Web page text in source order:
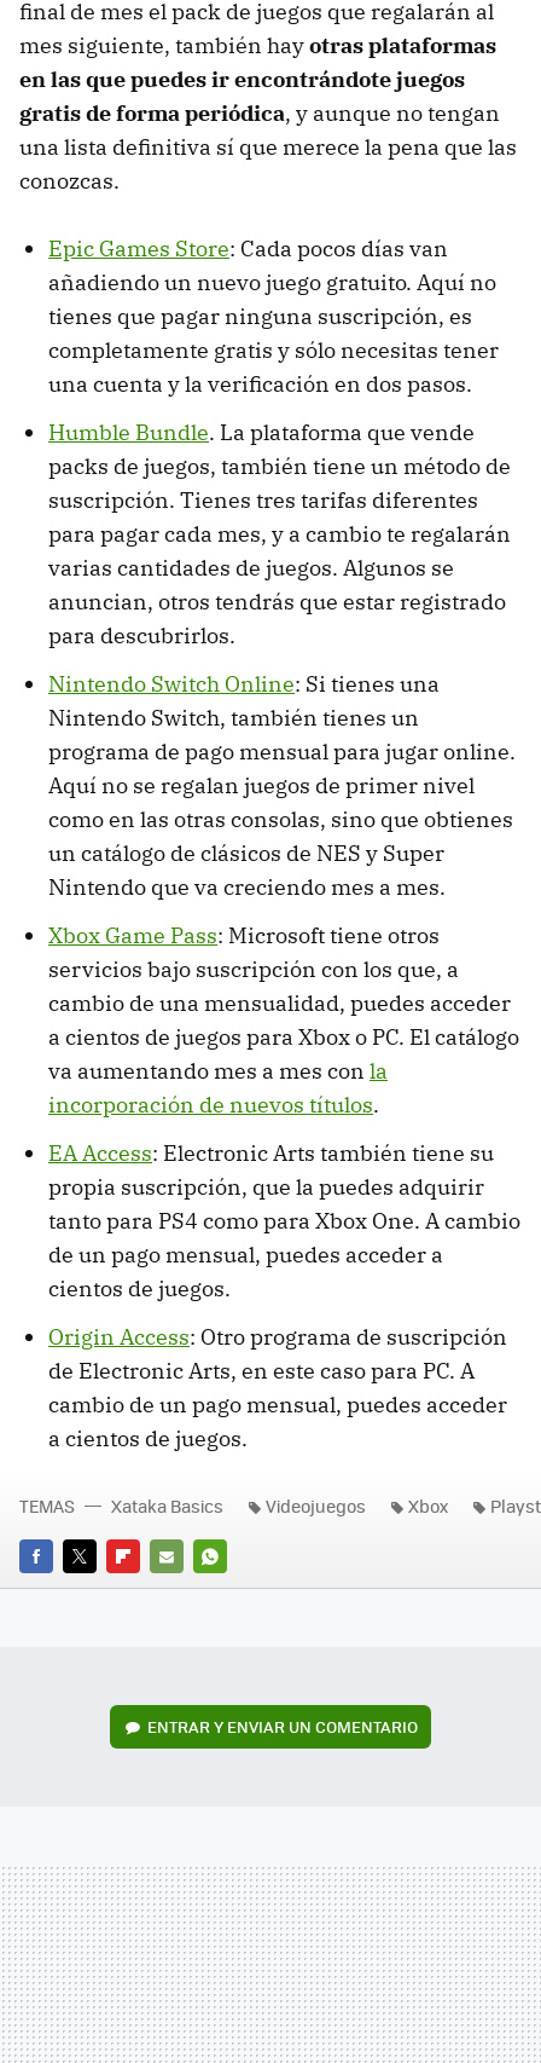
final de mes el pack de juegos que regalarán al
mes siguiente, también hayotras plataformas
en las que puedes ir encontrándote juegos
gratis de forma periódica, y aunque no tengan
una lista definitiva sí que merece la pena que las
conozcas.
Epic Games Store: Cada pocos días van
añadiendo un nuevo juego gratuito. Aquí no
tienes que pagar ninguna suscripción, es
completamente gratis y sólo necesitas tener
una cuenta y la verificación en dos pasos.
Humble Bundle. La plataforma que vende
packs de juegos, también tiene un método de
suscripción. Tienes tres tarifas diferentes
para pagar cada mes, y a cambio te regalarán
varias cantidades de juegos. Algunos se
anuncian, otros tendrás que estar registrado
para descubrirlos.
Nintendo Switch Online: Si tienes una
Nintendo Switch, también tienes un
programa de pago mensual para jugar online.
Aquí no se regalan juegos de primer nivel
como en las otras consolas, sino que obtienes
un catálogo de clásicos de NES y Super
Nintendo que va creciendo mes a mes.
Xbox Game Pass: Microsoft tiene otros
servicios bajo suscripción con los que, a
cambio de una mensualidad, puedes acceder
a cientos de juegos para Xbox o PC. El catálogo
va aumentando mes a mes con la
incorporación de nuevos títulos.
EA Access: Electronic Arts también tiene su
propia suscripción, que la puedes adquirir
tanto para PS4 como para Xbox One. A cambio
de un pago mensual, puedes acceder a
cientos de juegos.
Origin Access: Otro programa de suscripción
de Electronic Arts, en este caso para PC. A
cambio de un pago mensual, puedes acceder
a cientos de juegos.
FACEBOOK
TWITTERFLIPBOARD
E-
WHATSAPP
TEMAS Xataka Basics Videojuegos Xbox
ENTRAR Y ENVIAR UN COMENTARIO